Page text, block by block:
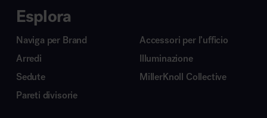
Esplora
Naviga per Brand
Arredi
Sedute
Pareti divisorie
Accessori per l’ufficio
Illuminazione
MillerKnoll Collective